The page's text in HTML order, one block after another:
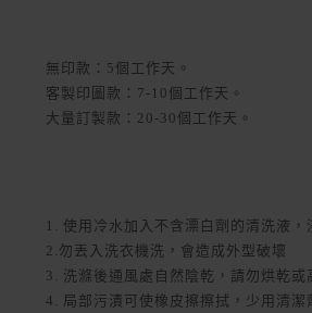
無印款：5個工作天。
客製印圖款：7-10個工作天。
大量訂製款：20-30個工作天。
1. 使用冷水加入不含漂白劑的清洗液
2.勿丟入洗衣機洗，會造成外型破壞
3. 洗滌後通風處自然陰乾，請勿烘乾或
4. 局部污漬可使橡皮擦擦拭，少用清